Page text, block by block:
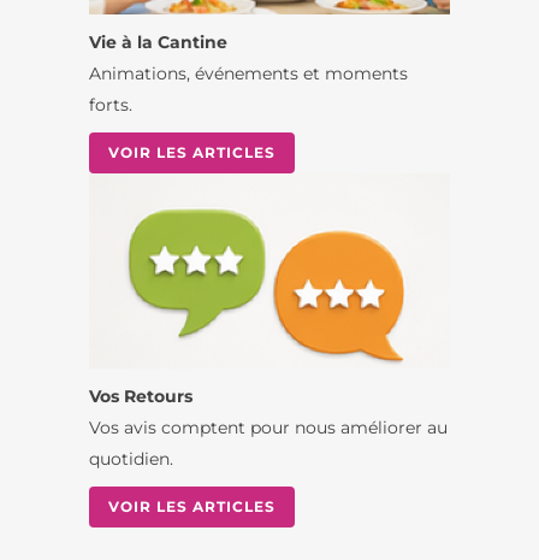
Vie à la Cantine
Animations, événements et moments
forts.
VOIR LES ARTICLES
Vos Retours
Vos avis comptent pour nous améliorer au
quotidien.
VOIR LES ARTICLES